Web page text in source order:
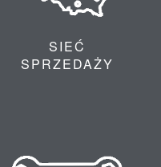
SIEĆ
SPRZEDAŻY